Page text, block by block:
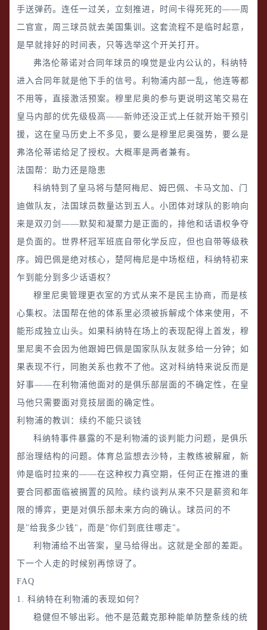
手送弹药。连任一过关，立刻推进，时间卡得死死的——周
二官宣，周三球员就去美国集训。这套流程不是临时起意，
是早就排好的时间表，只等选举这个开关打开。
弗洛伦蒂诺对合同年球员的嗅觉是业内公认的，科纳特
进入合同年就是他下手的信号。利物浦内部一乱，他连等都
不用等，直接激活预案。穆里尼奥的参与更说明这笔交易在
皇马内部的优先级极高——新帅还没正式上任就开始干预引
援，这在皇马历史上不多见，要么是穆里尼奥强势，要么是
弗洛伦蒂诺给足了授权。大概率是两者兼有。
法国帮：助力还是隐患
科纳特到了皇马将与楚阿梅尼、姆巴佩、卡马文加、门
迪做队友，法国球员数量达到五人。小团体对球队的影响向
来是双刃剑——默契和凝聚力是正面的，排他和话语权争夺
是负面的。世界杯冠军班底自带化学反应，但也自带等级秩
序。姆巴佩是绝对核心，楚阿梅尼是中场枢纽，科纳特初来
乍到能分到多少话语权？
穆里尼奥管理更衣室的方式从来不是民主协商，而是核
心集权。法国帮在他的体系里必须被拆解成个体来使用，不
能形成独立山头。如果科纳特在场上的表现配得上首发，穆
里尼奥不会因为他跟姆巴佩是国家队队友就多给一分钟；如
果表现不行，同胞关系也救不了他。这对科纳特来说反而是
好事——在利物浦他面对的是俱乐部层面的不确定性，在皇
马他只需要面对竞技层面的确定性。
利物浦的教训：续约不能只谈钱
科纳特事件暴露的不是利物浦的谈判能力问题，是俱乐
部治理结构的问题。体育总监想去沙特，主教练被解雇，新
帅是临时拉来的——在这种权力真空期，任何正在推进的重
要合同都面临被搁置的风险。续约谈判从来不只是薪资和年
限的博弈，更是对俱乐部未来方向的确认。球员问的不
是"给我多少钱"，而是"你们到底往哪走"。
利物浦给不出答案，皇马给得出。这就是全部的差距。
下一个人走的时候别再惊讶了。
FAQ
1. 科纳特在利物浦的表现如何？
稳健但不够出彩。他不是范戴克那种能单防整条线的统